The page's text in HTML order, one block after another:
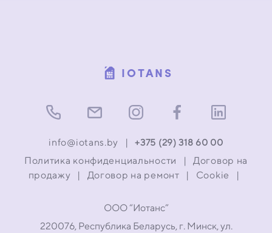
ООО “Иотанс”
220076, Республика Беларусь, г. Минск, ул.
IOTANS
info@iotans.by | +375 (29) 318 60 00
Политика конфиденциальности |
Договор на
продажу
| Договор на ремонт | Cookie |